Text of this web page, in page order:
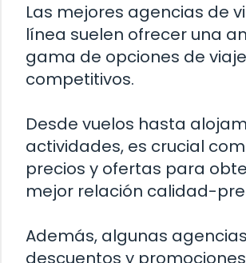
Las mejores agencias de
línea suelen ofrecer una
gama de opciones de
competitivos.
Desde vuelos hasta
actividades, es crucial
precios y ofertas para
mejor relación calidad-
Además, algunas
descuentos y